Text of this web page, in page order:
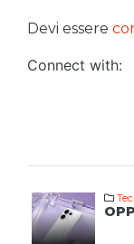
Devi essere
Connect with: